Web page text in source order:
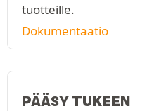
tuotteille.
Dokumentaatio
PÄÄSY TUKEEN